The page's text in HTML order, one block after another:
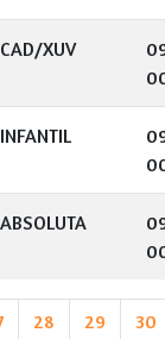
CAD/XUV
INFANTIL
ABSOLUTA
28 29 30